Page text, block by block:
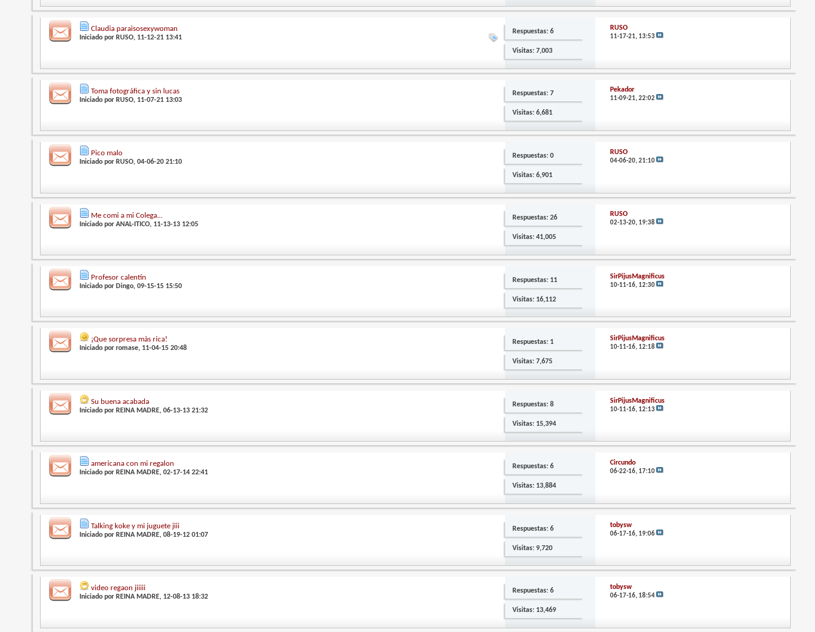
Claudia paraisosexywoman
Iniciado por RUSO, 11-12-21 13:41
Respuestas: 6
Visitas: 7,003
RUSO
11-17-21, 13:53
Toma fotográfica y sin lucas
Iniciado por RUSO, 11-07-21 13:03
Respuestas: 7
Visitas: 6,681
Pekador
11-09-21,22:02
Pico malo
Iniciado por RUSO, 04-06-20 21:10
Respuestas: 0
Visitas: 6,901
RUSO
04-06-20,21:10
Me comi a mi Colega...
Iniciado por ANAL-ITICO, 11-13-13 12:05
Respuestas: 26
Visitas: 41,005
RUSO
02-13-20, 19:38
Profesor calentín
Iniciado por Dingo, 09-15-15 15:50
Respuestas: 11
Visitas: 16,112
SirPijusMagnificus
10-11-16, 12:30
¡Que sorpresa màs rica!
Iniciado por romase, 11-04-15 20:48
Respuestas: 1
Visitas: 7,675
SirPijusMagnificus
10-11-16, 12:18
Su buena acabada
Iniciado por REINA MADRE, 06-13-13 21:32
Respuestas: 8
Visitas: 15,394
SirPijusMagnificus
10-11-16, 12:13
americana con mi regalon
Iniciado por REINA MADRE, 02-17-14 22:41
Respuestas: 6
Visitas: 13,884
Circundo
06-22-16, 17:10
Talking koke y mi juguete jiii
Iniciado por REINA MADRE, 08-19-12 01:07
Respuestas: 6
Visitas: 9,720
tobysw
06-17-16, 19:06
video regaon jiiiii
Iniciado por REINA MADRE, 12-08-13 18:32
Respuestas: 6
Visitas: 13,469
tobysw
06-17-16, 18:54